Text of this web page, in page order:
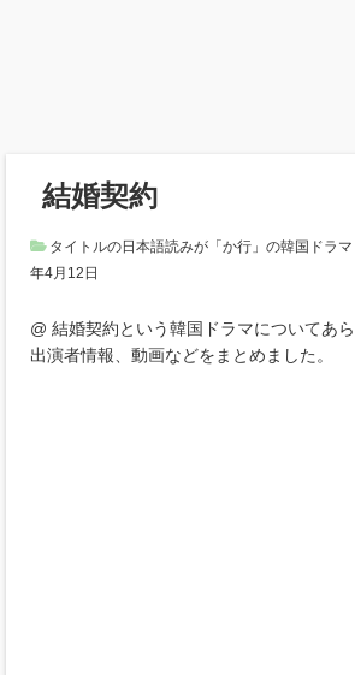
結婚契約
タイトルの日本語読みが「か行」の韓国ドラマ
年4月12日
@ 結婚契約という韓国ドラマについてあ
出演者情報、動画などをまとめました。